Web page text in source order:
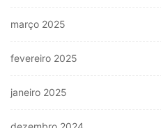
março 2025
fevereiro 2025
janeiro 2025